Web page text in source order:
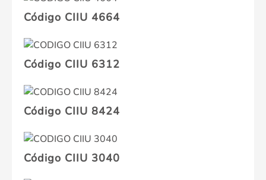
Código CIIU 4664
Código CIIU 6312
Código CIIU 8424
Código CIIU 3040